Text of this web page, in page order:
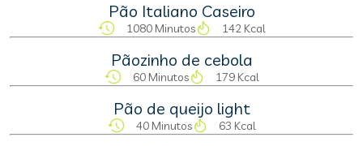
Pão Italiano Caseiro
1080 Minutos 142 Kcal
Pãozinho de cebola
60 Minutos 179 Kcal
Pão de queijo light
40 Minutos 63 Kcal